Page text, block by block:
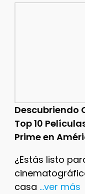
Descubriendo
Top 10
Prime en
¿Estás listo
casa ...ver más